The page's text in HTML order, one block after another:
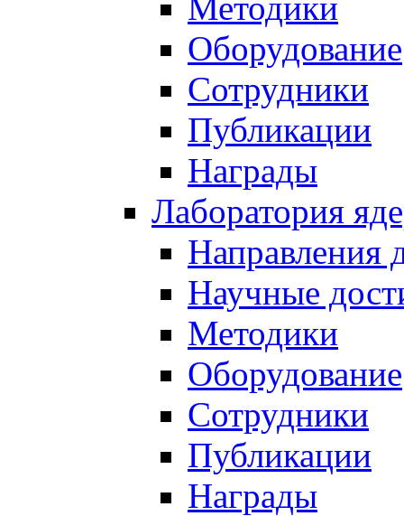
Оборудование
Сотрудники
Публикации
Награды
Лаборатория
Направления
Научные
Методики
Оборудование
Сотрудники
Публикации
Награды